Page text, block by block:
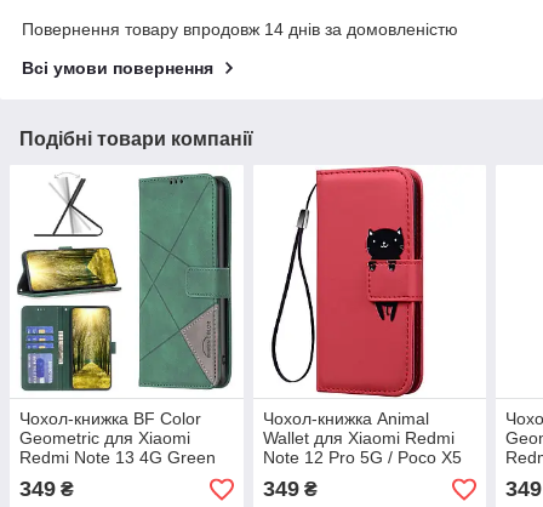
Повернення товару впродовж 14 днів за домовленістю
Всі умови повернення
Подібні товари компанії
Чохол-книжка BF Color
Geometric для Xiaomi
Redmi Note 13 4G Green
349 ₴
Чохол-книжка Animal
Wallet для Xiaomi Redmi
Note 12 Pro 5G / Poco X5
Pro 5G Cat
349₴ 349